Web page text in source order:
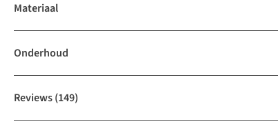
Materiaal
Onderhoud
Reviews(149)